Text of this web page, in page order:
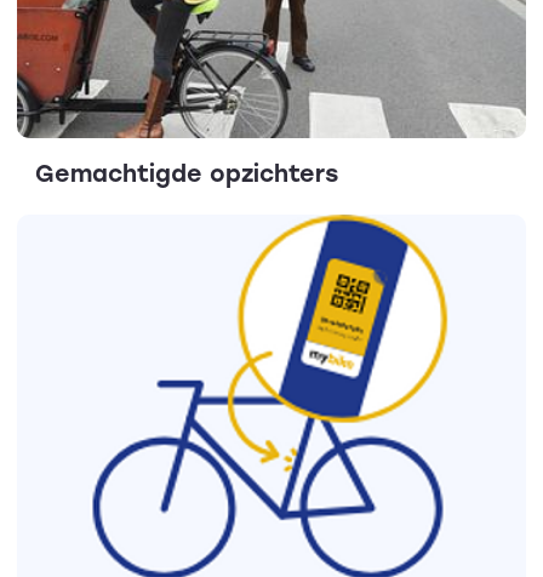
Gemachtigde opzichters